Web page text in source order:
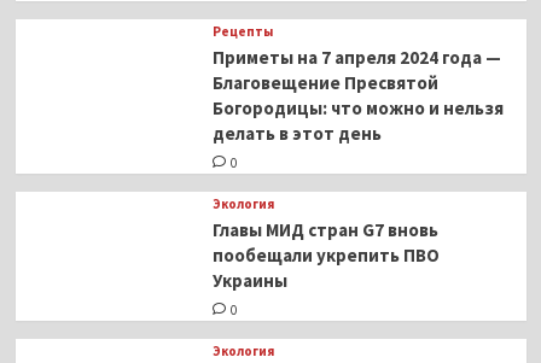
Рецепты
Приметы на 7 апреля 2024 года —
Благовещение Пресвятой
Богородицы: что можно и нельзя
делать в этот день
0
Экология
Главы МИД стран G7 вновь
пообещали укрепить ПВО
Украины
0
Экология